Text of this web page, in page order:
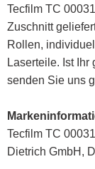
Tecfilm TC
Zuschnitt
Rollen,
Laserteile. Ist
senden Sie uns
Tecfilm TC
Dietrich GmbH,